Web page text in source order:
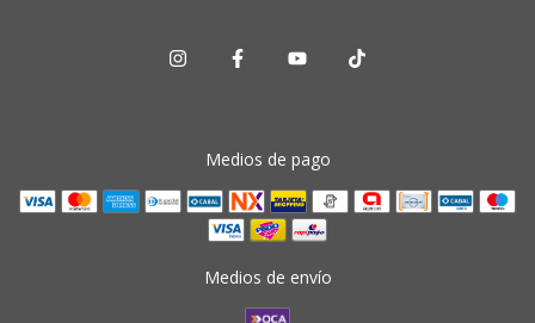
Medios de pago
Medios de envío